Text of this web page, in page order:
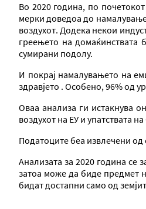
Во 2020 година, по
мерки доведоа до
воздухот. Додека некои
греењето на домаќинствата
сумирани подолу.
И покрај намалувањето на
здравјето . Особено, 96% од
Оваа анализа ги истакнува
воздухот на ЕУ и упатствата
Податоците беа извлечени од
Анализата за 2020 година се
затоа може да биде предмет
бидат достапни само од